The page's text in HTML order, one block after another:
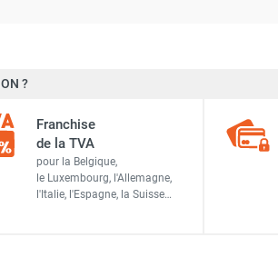
?
Franchise
de la TVA
pour la Belgique,
le Luxembourg, l'Allemagne,
l'Italie, l'Espagne, la Suisse…